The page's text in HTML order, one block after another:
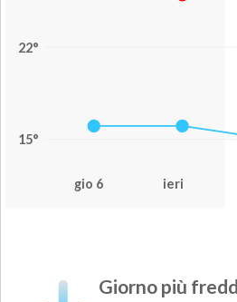
22°
15°
gio 6 ieri
Giorno più